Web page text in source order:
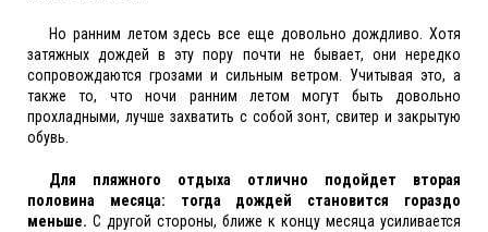
Но ранним летом здесь все еще довольно дождливо. Хотя
затяжных дождей в эту пору почти не бывает, они нередко
сопровождаются грозами и сильным ветром. Учитывая это, а
также то, что ночи ранним летом могут быть довольно
прохладными, лучше захватить с собой зонт, свитер и закрытую
обувь.
Для пляжного отдыха отлично подойдет вторая
половина месяца: тогда дождей становится гораздо
меньше. С другой стороны, ближе к концу месяца усиливается